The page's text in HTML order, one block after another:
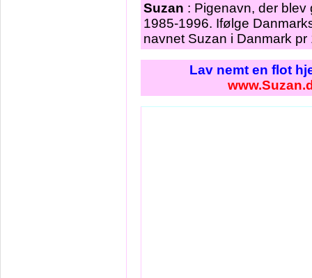
Suzan : Pigenavn, der blev
1985-1996. Ifølge
navnet Suzan i Danmark pr
Lav nemt en flot